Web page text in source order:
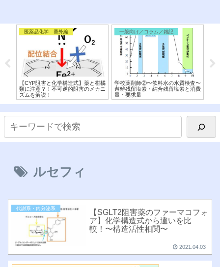
医薬品化学 番外編
【CYP阻害と化学構造式】薬と柑橘
類に注意？！不可逆的阻害のメカニ
ズムを解説！
一般向け／コラム／雑記
学校薬剤師②〜飲料水の水質検査〜
遊離残留塩素・結合残留塩素と消費
量・要求量
ルセフィ
代謝系・内分泌系
【SGLT2阻害薬のファーマコフォ
ア】化学構造式から違いを比
較！〜構造活性相関〜
2021.04.03